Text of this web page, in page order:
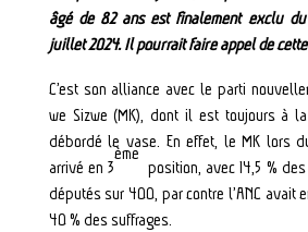
âgé de 82 ans est finalement exclu
juillet 2024. Il pourrait faire appel de
C’est son alliance avec le parti
we Sizwe (MK), dont il est toujours à
débordé le vase. En effet, le MK lors
arrivé en 3
ème
position, avec 14,5 %
députés sur 400, par contre l’ANC avait
40 % des suffrages.